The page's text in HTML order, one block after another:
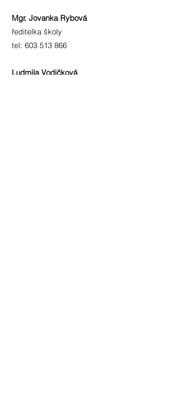
Mgr. Jovanka Rybová
ředitelka školy
tel: 603 513 866
Ludmila Vodičková